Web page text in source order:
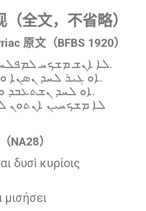
全文，不省略）
原文（BFBS 1920）
ܠܐ ܐܢܫ ܡܫܟܚ ܠܡܦܠܚ ܠܬܪܝܢ ܡܪܘܢ.
ܐܘ ܓܝܪ ܠܚܕ ܢܣܢܐ ܘܠܐܚܪܢܐ ܢܪܚܡ.
ܐܘ ܠܚܕ ܢܫܬܥܒܕ ܘܠܐܚܪܢܐ ܢܒܙܚ.
ܠܐ ܡܫܟܚܝܢ ܐܢܬܘܢ
NA28）
δυσὶ κυρίοις
μισήσει